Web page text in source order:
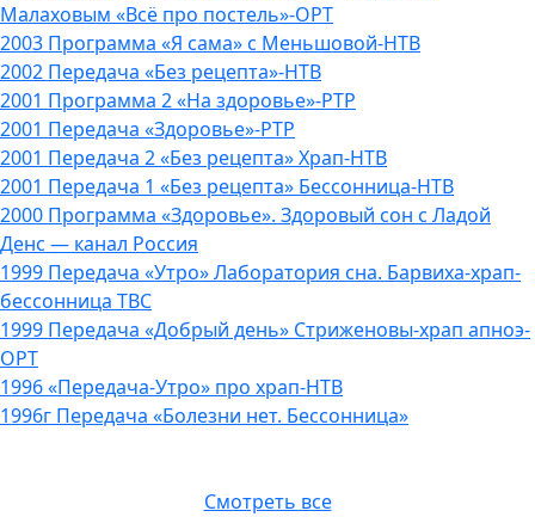
Малаховым «Всё про постель»-ОРТ
2003 Программа «Я сама» с Меньшовой-НТВ
2002 Передача «Без рецепта»-НТВ
2001 Программа 2 «На здоровье»-РТР
2001 Передача «Здоровье»-РТР
2001 Передача 2 «Без рецепта» Храп-НТВ
2001 Передача 1 «Без рецепта» Бессонница-НТВ
2000 Программа «Здоровье». Здоровый сон с Ладой
Денс — канал Россия
1999 Передача «Утро» Лаборатория сна. Барвиха-храп-
бессонница ТВС
1999 Передача «Добрый день» Стриженовы-храп апноэ-
ОРТ
1996 «Передача-Утро» про храп-НТВ
1996г Передача «Болезни нет. Бессонница»
Смотреть все